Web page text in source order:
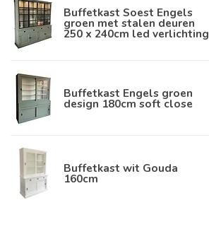
Buffetkast Soest Engels
groen met stalen deuren
250 x 240cm led verlichting
Buffetkast Engels groen
design 180cm soft close
Buffetkast wit Gouda
160cm